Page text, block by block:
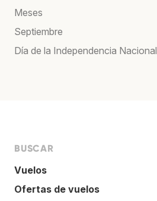
Meses
Septiembre
Día de la Independencia Nacional
BUSCAR
Vuelos
Ofertas de vuelos